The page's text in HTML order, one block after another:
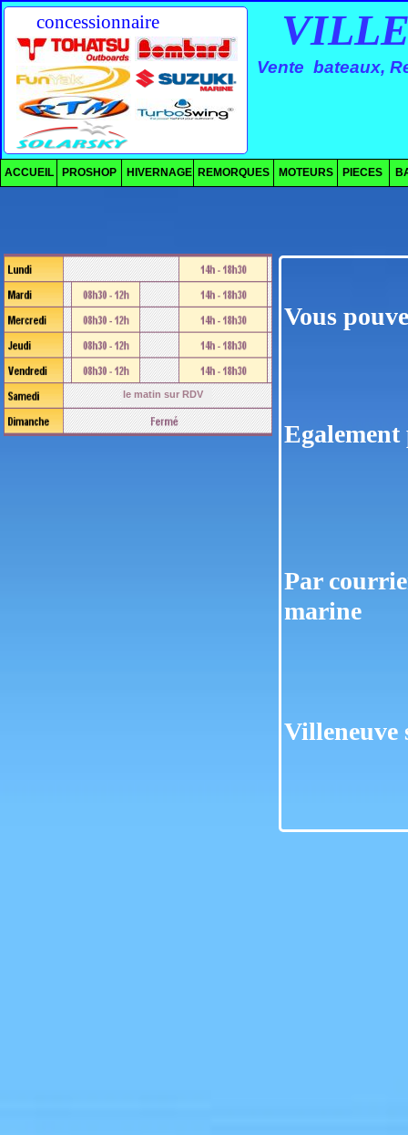
le matin sur RDV
Vous
Egalement
Par
marine
Villeneuve
REMORQUES MOTEURS PIECES
ACCUEIL PROSHOP HIVERNAGE
concessionnaire
Vente bateaux,